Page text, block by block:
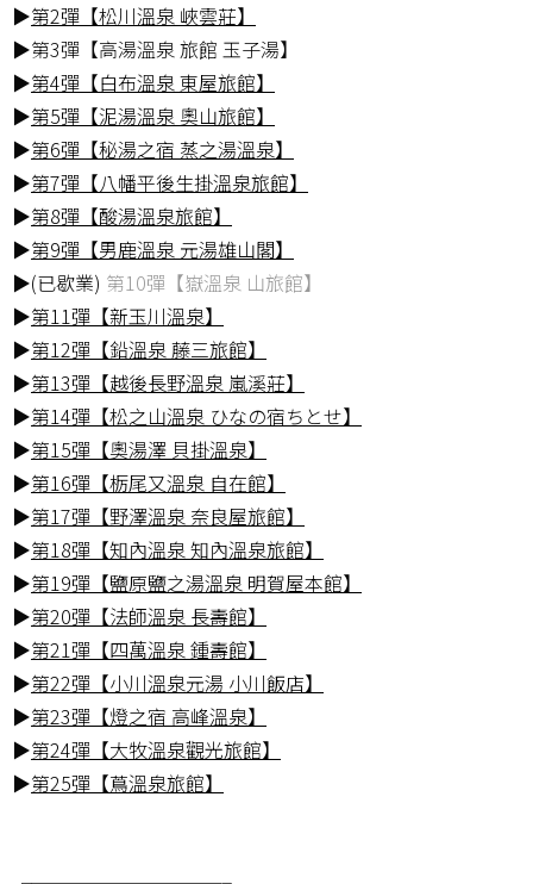
▶第2彈【松川溫泉 峽雲莊】
▶第3彈【高湯溫泉 旅館 玉子湯】
▶第4彈【白布溫泉 東屋旅館】
▶第5彈【泥湯溫泉 奧山旅館】
▶第6彈【秘湯之宿 蒸之湯溫泉】
▶第7彈【八幡平後生掛溫泉旅館】
▶第8彈【酸湯溫泉旅館】
▶第9彈【男鹿溫泉 元湯雄山閣】
▶(已歇業) 第10彈【嶽溫泉 山旅館】
▶第11彈【新玉川溫泉】
▶第12彈【鉛溫泉 藤三旅館】
▶第13彈【越後長野溫泉 嵐溪莊】
▶第14彈【松之山溫泉 ひなの宿ちとせ】
▶第15彈【奧湯澤 貝掛溫泉】
▶第16彈【栃尾又溫泉 自在館】
▶第17彈【野澤溫泉 奈良屋旅館】
▶第18彈【知內溫泉 知內溫泉旅館】
▶第19彈【鹽原鹽之湯溫泉 明賀屋本館】
▶第20彈【法師溫泉 長壽館】
▶第21彈【四萬溫泉 鍾壽館】
▶第22彈【小川溫泉元湯 小川飯店】
▶第23彈【燈之宿 高峰溫泉】
▶第24彈【大牧溫泉觀光旅館】
▶第25彈【蔦溫泉旅館】